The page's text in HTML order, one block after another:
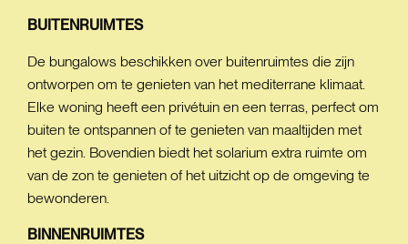
BUITENRUIMTES
De bungalows beschikken over buitenruimtes die zijn
ontworpen om te genieten van het mediterrane klimaat.
Elke woning heeft een privétuin en een terras, perfect om
buiten te ontspannen of te genieten van maaltijden met
het gezin. Bovendien biedt het solarium extra ruimte om
van de zon te genieten of het uitzicht op de omgeving te
bewonderen.
BINNENRUIMTES